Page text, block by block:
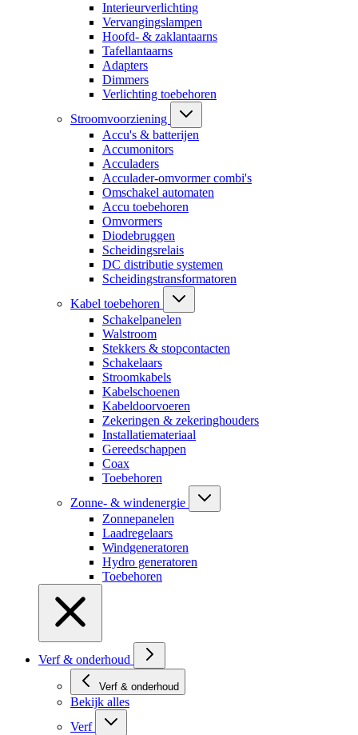
Interieurverlichting
Vervangingslampen
Hoofd- & zaklantaarns
Tafellantaarns
Adapters
Dimmers
Verlichting toebehoren
Stroomvoorziening
Accu's & batterijen
Accumonitors
Acculaders
Acculader-omvormer combi's
Omschakel automaten
Accu toebehoren
Omvormers
Diodebruggen
Scheidingsrelais
DC distributie systemen
Scheidingstransformatoren
Kabel toebehoren
Schakelpanelen
Walstroom
Stekkers & stopcontacten
Schakelaars
Stroomkabels
Kabelschoenen
Kabeldoorvoeren
Zekeringen & zekeringhouders
Installatiemateriaal
Gereedschappen
Coax
Toebehoren
Zonne- & windenergie
Zonnepanelen
Laadregelaars
Windgeneratoren
Hydro generatoren
Toebehoren
Verf & onderhoud
Verf & onderhoud
Bekijk alles
Verf